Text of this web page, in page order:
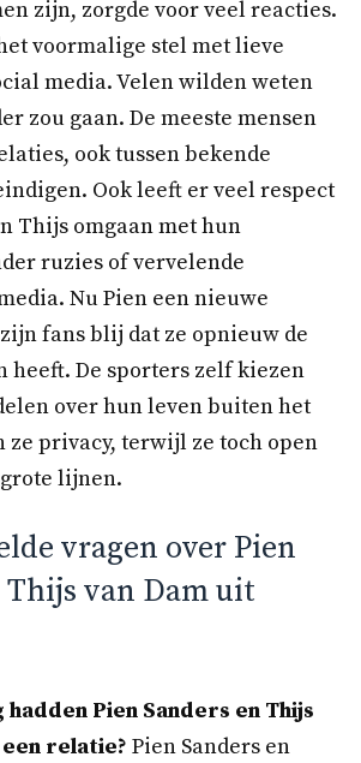
zijn, zorgde voor veel reacties.
voormalige stel met lieve
media. Velen wilden weten
zou gaan. De meeste mensen
ook tussen bekende
Ook leeft er veel respect
Thijs omgaan met hun
ruzies of vervelende
Nu Pien een nieuwe
fans blij dat ze opnieuw de
heeft. De sporters zelf kiezen
over hun leven buiten het
ze privacy, terwijl ze toch open
lijnen.
vragen over Pien
Thijs van Dam uit
hadden Pien Sanders en Thijs
een relatie? Pien Sanders en